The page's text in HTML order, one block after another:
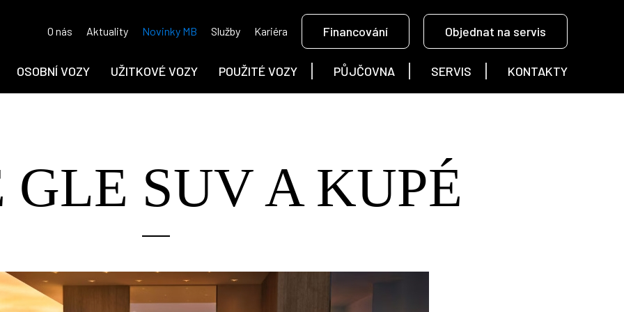
O nás Aktuality Novinky MB Služby Kariéra Financování Objednat na servis
OSOBNÍ VOZY UŽITKOVÉ VOZY POUŽITÉ VOZY PŮJČOVNA SERVIS KONTAKTY
GLE SUV A KUPÉ